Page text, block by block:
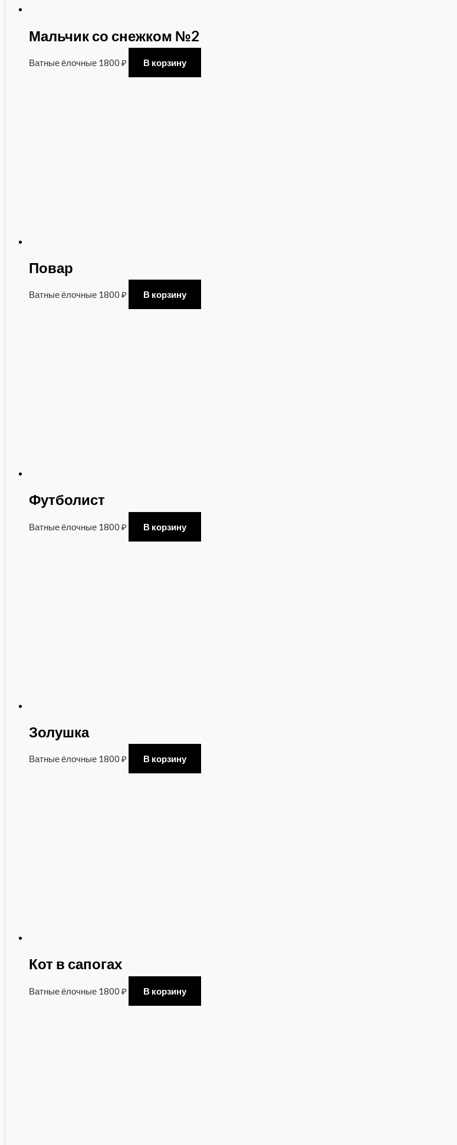
Мальчик со снежком №2
Ватные ёлочные 1800 ₽ В корзину
Повар
Ватные ёлочные 1800 ₽ В корзину
Футболист
Ватные ёлочные 1800 ₽ В корзину
Золушка
Ватные ёлочные 1800 ₽ В корзину
Кот в сапогах
Ватные ёлочные 1800 ₽ В корзину